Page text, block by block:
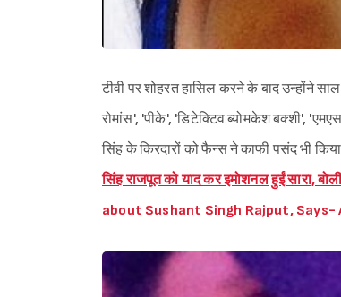
टीवी पर शोहरत हासिल करने के बाद उन्होंने
रोमांस', 'पीके', 'डिटेक्टिव ब्योमकेश बक्शी',
सिंह के किरदारों को फैन्स ने काफी पसंद भी
सिंह राजपूत को याद कर इमोशनल हुईं सारा,
about Sushant Singh Rajput,